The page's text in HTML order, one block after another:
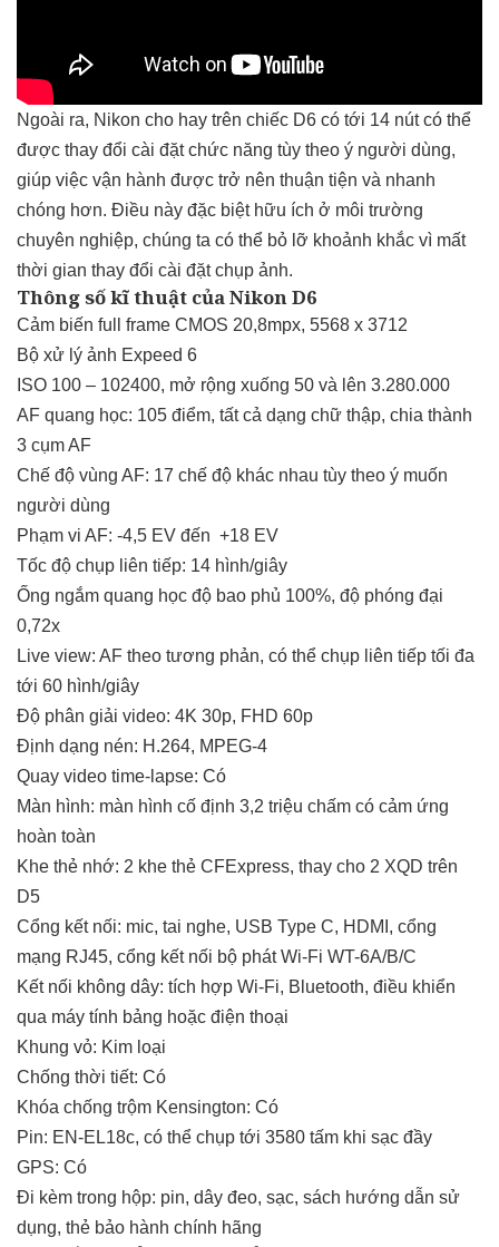
Ngoài ra, Nikon cho hay trên chiếc D6 có tới 14 nút có thể
được thay đổi cài đặt chức năng tùy theo ý người dùng,
giúp việc vận hành được trở nên thuận tiện và nhanh
chóng hơn. Điều này đặc biệt hữu ích ở môi trường
chuyên nghiệp, chúng ta có thể bỏ lỡ khoảnh khắc vì mất
thời gian thay đổi cài đặt chụp ảnh.
Thông số kĩ thuật của Nikon D6
Cảm biến full frame CMOS 20,8mpx, 5568 x 3712
Bộ xử lý ảnh Expeed 6
ISO 100 – 102400, mở rộng xuống 50 và lên 3.280.000
AF quang học: 105 điểm, tất cả dạng chữ thập, chia thành
3 cụm AF
Chế độ vùng AF: 17 chế độ khác nhau tùy theo ý muốn
người dùng
Phạm vi AF: -4,5 EV đến +18 EV
Tốc độ chụp liên tiếp: 14 hình/giây
Ống ngắm quang học độ bao phủ 100%, độ phóng đại
0,72x
Live view: AF theo tương phản, có thể chụp liên tiếp tối đa
tới 60 hình/giây
Độ phân giải video: 4K 30p, FHD 60p
Định dạng nén: H.264, MPEG-4
Quay video time-lapse: Có
Màn hình: màn hình cố định 3,2 triệu chấm có cảm ứng
hoàn toàn
Khe thẻ nhớ: 2 khe thẻ CFExpress, thay cho 2 XQD trên
D5
Cổng kết nối: mic, tai nghe, USB Type C, HDMI, cổng
mạng RJ45, cổng kết nối bộ phát Wi-Fi WT-6A/B/C
Kết nối không dây: tích hợp Wi-Fi, Bluetooth, điều khiển
qua máy tính bảng hoặc điện thoại
Khung vỏ: Kim loại
Chống thời tiết: Có
Khóa chống trộm Kensington: Có
Pin: EN-EL18c, có thể chụp tới 3580 tấm khi sạc đầy
GPS: Có
Đi kèm trong hộp: pin, dây đeo, sạc, sách hướng dẫn sử
dụng, thẻ bảo hành chính hãng